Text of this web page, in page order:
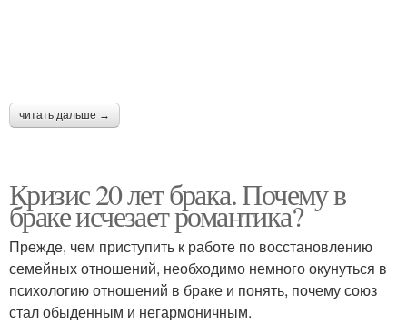
читать дальше →
Кризис 20 лет брака. Почему в
браке исчезает романтика?
Прежде, чем приступить к работе по восстановлению
семейных отношений, необходимо немного окунуться в
психологию отношений в браке и понять, почему союз
стал обыденным и негармоничным.